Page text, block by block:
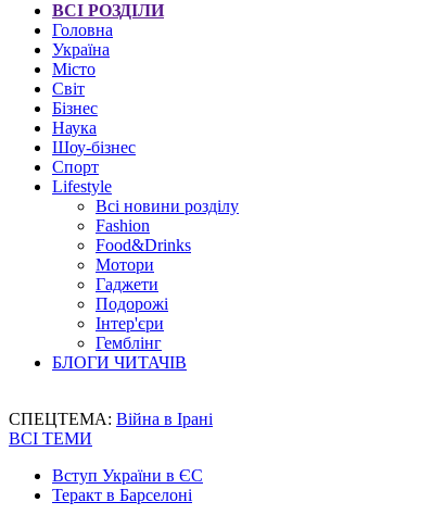
ВСІ РОЗДІЛИ
Головна
Україна
Місто
Світ
Бізнес
Наука
Шоу-бізнес
Спорт
Lifestyle
Всі новини розділу
Fashion
Food&Drinks
Мотори
Гаджети
Подорожі
Інтер'єри
Гемблінг
БЛОГИ ЧИТАЧІВ
СПЕЦТЕМА: Війна в Ірані
ВСІ ТЕМИ
Вступ України в ЄС
Теракт в Барселоні